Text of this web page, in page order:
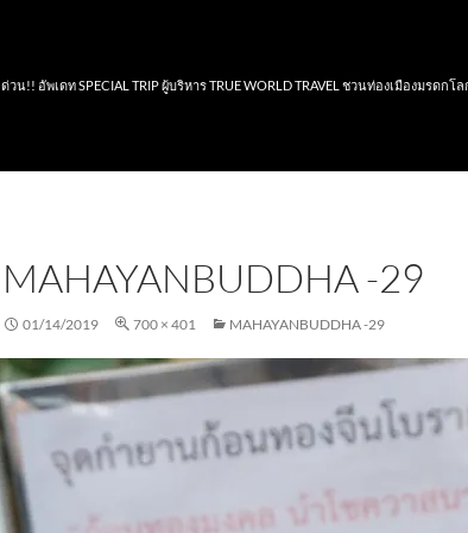
ด่วน!! อัพเดท SPECIAL TRIP ผู้บริหาร TRUE WORLD TRAVEL ชวนท่องเมืองมรดกโล
MAHAYANBUDDHA -29
01/14/2019 700 × 401 MAHAYANBUDDHA -29